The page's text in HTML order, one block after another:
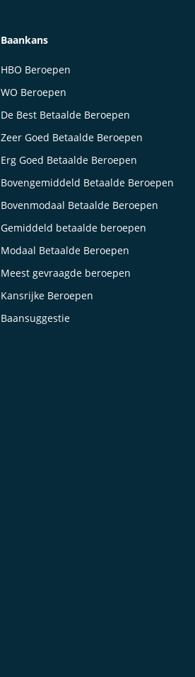
Baankans
HBO Beroepen
WO Beroepen
De Best Betaalde Beroepen
Zeer Goed Betaalde Beroepen
Erg Goed Betaalde Beroepen
Bovengemiddeld Betaalde Beroepen
Bovenmodaal Betaalde Beroepen
Gemiddeld betaalde beroepen
Modaal Betaalde Beroepen
Meest gevraagde beroepen
Kansrijke Beroepen
Baansuggestie